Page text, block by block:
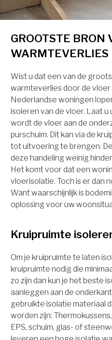
GROOTSTE BRON
WARMTEVERLIES
Wist u dat een van de
warmteverlies door de
Nederlandse woningen
isoleren van de vloer. Laat u
wordt de vloer aan de
purschuim. Dit kan via de
tot uitvoering te brengen.
deze handeling weinig
Het komt voor dat een
vloerisolatie. Toch is er dan
Want waarschijnlijk is
oplossing voor uw
Kruipruimte
Om je kruipruimte te laten
kruipruimte nodig die
zo zijn dan kun je het beste
aanleggen aan de
gebruikte isolatie materiaal
worden zijn:
EPS, schuim, glas- of